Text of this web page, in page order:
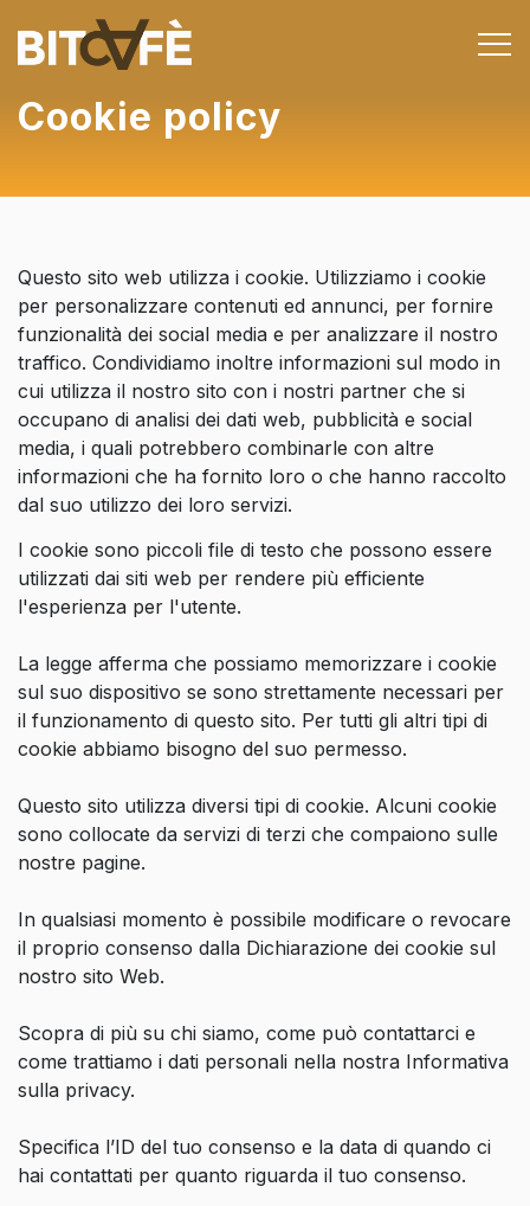
Cookie policy
Questo sito web utilizza i cookie. Utilizziamo i cookie
per personalizzare contenuti ed annunci, per fornire
funzionalità dei social media e per analizzare il nostro
traffico. Condividiamo inoltre informazioni sul modo in
cui utilizza il nostro sito con i nostri partner che si
occupano di analisi dei dati web, pubblicità e social
media, i quali potrebbero combinarle con altre
informazioni che ha fornito loro o che hanno raccolto
dal suo utilizzo dei loro servizi.
I cookie sono piccoli file di testo che possono essere
utilizzati dai siti web per rendere più efficiente
l'esperienza per l'utente.
La legge afferma che possiamo memorizzare i cookie
sul suo dispositivo se sono strettamente necessari per
il funzionamento di questo sito. Per tutti gli altri tipi di
cookie abbiamo bisogno del suo permesso.
Questo sito utilizza diversi tipi di cookie. Alcuni cookie
sono collocate da servizi di terzi che compaiono sulle
nostre pagine.
In qualsiasi momento è possibile modificare o revocare
il proprio consenso dalla Dichiarazione dei cookie sul
nostro sito Web.
Scopra di più su chi siamo, come può contattarci e
come trattiamo i dati personali nella nostra Informativa
sulla privacy.
Specifica l’ID del tuo consenso e la data di quando ci
hai contattati per quanto riguarda il tuo consenso.